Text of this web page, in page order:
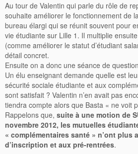
Au tour de Valentin qui parle du rôle de
souhaite améliorer le fonctionnement de
bureau élargi qui se réunit souvent pour
vie étudiante sur Lille 1. Il multiplie
(comme améliorer le statut d’étudiant
détail concret.
Ensuite on a donc une séance de
Un élu enseignant demande quelle est
sécurité sociale étudiante et aux
sont satisfait ? Valentin n’en avait pas
tiendra compte alors que Basta « ne voit
Rappelons que, suite à une motion de
novembre 2012, les mutuelles
« complémentaires santé » n’ont plus
d’inscription et aux pré-rentrées.